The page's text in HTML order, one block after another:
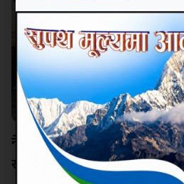
नेपालसँग श्रम सहकार्य विस्तार
राजदूत बास